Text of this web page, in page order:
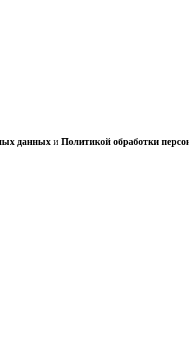
данных и Политикой обработки